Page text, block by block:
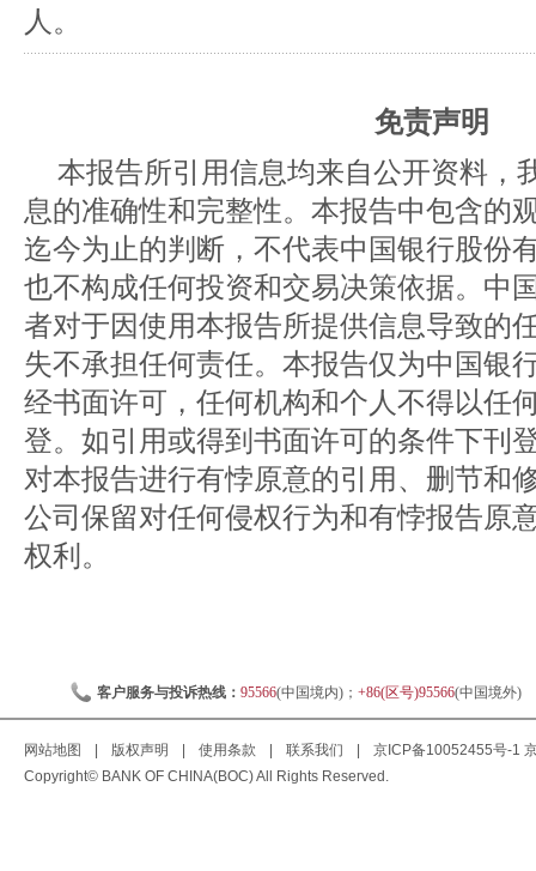
人。
免责声明
本报告所引用信息均来自公开资料，
息的准确性和完整性。本报告中包含的
迄今为止的判断，不代表中国银行股份
也不构成任何投资和交易决策依据。中
者对于因使用本报告所提供信息导致的
失不承担任何责任。本报告仅为中国银
经书面许可，任何机构和个人不得以任
登。如引用或得到书面许可的条件下刊
对本报告进行有悖原意的引用、删节和
公司保留对任何侵权行为和有悖报告原
权利。
客户服务与投诉热线： 95566(中国境内)； +86(区号)95566(中国境外)
网站地图 版权声明 使用条款 联系我们 京ICP备10052455号-1
Copyright© BANK OF CHINA(BOC) All Rights Reserved.